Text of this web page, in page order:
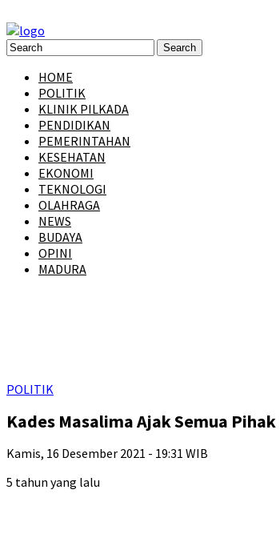
HOME
POLITIK
KLINIK PILKADA
PENDIDIKAN
PEMERINTAHAN
KESEHATAN
EKONOMI
TEKNOLOGI
OLAHRAGA
NEWS
BUDAYA
OPINI
MADURA
POLITIK
Kades Masalima Ajak Semua
Kamis, 16 Desember 2021 - 19:31 WIB
5 tahun yang lalu